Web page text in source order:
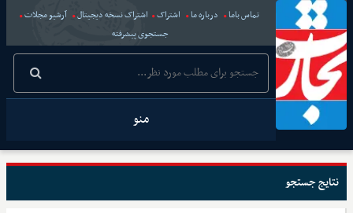
تماس باما درباره ما اشتراک اشتراک نسخه دیجیتال
آرشیو مجلات
جستجوی پیشرفته
منو
نتایج جستجو